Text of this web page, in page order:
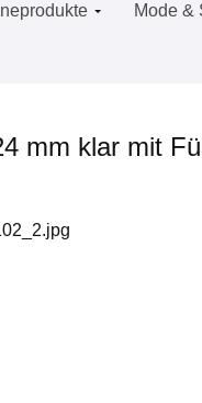
Mode &
mm klar mit